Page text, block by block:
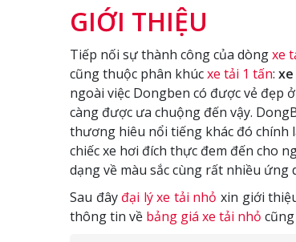
GIỚI THIỆU
Tiếp nối sự thành công của dòngxe
cũng thuộc phân khúcxe tải 1 tấn:
ngoài việc Dongben có được vẻ
càng được ưa chuộng đến vậy.
thương hiêu nổi tiếng khác đó chính
chiếc xe hơi đích thực đem đến cho
dạng về màu sắc cùng rất nhiều
Sau đây đại lý xe tải nhỏ xin giới
thông tin về bảng giá xe tải nhỏ